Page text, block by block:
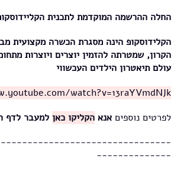
החלה ההרשמה המוקדמת לתכנית
הקלידוסקופ הינה מסגרת הכשרה מקצועית
הקרון, שמטרתה להזמין יוצרים ויוצרות
עולם תיאטרון הילדים העכשווי
watch?v=13raYVmdNJk
לפרטים נוספים אנא הקליקו כאן למעבר לדף
--------------